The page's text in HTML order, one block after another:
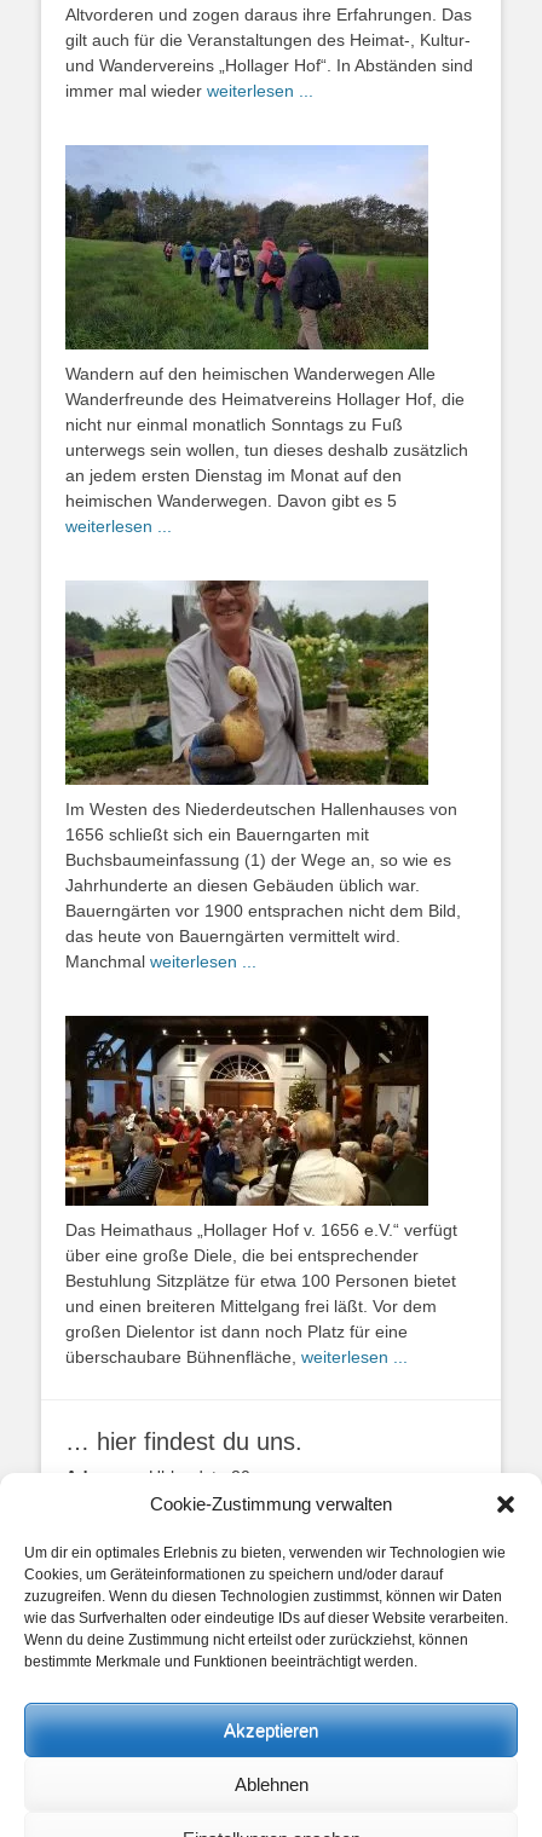
Cookie-Zustimmung verwalten
Um dir ein optimales Erlebnis zu bieten, verwenden wir Technologien wie
Cookies, um Geräteinformationen zu speichern und/oder darauf
zuzugreifen. Wenn du diesen Technologien zustimmst, können wir Daten
wie das Surfverhalten oder eindeutige IDs auf dieser Website verarbeiten.
Wenn du deine Zustimmung nicht erteilst oder zurückziehst, können
bestimmte Merkmale und Funktionen beeinträchtigt werden.
Akzeptieren
Ablehnen
Altvorderen und zogen daraus ihre Erfahrungen. Das
gilt auch für die Veranstaltungen des Heimat-, Kultur-
und Wandervereins „Hollager Hof“. In Abständen sind
immer mal wieder weiterlesen ...
Wandern auf den heimischen Wanderwegen Alle
Wanderfreunde des Heimatvereins Hollager Hof, die
nicht nur einmal monatlich Sonntags zu Fuß
unterwegs sein wollen, tun dieses deshalb zusätzlich
an jedem ersten Dienstag im Monat auf den
heimischen Wanderwegen. Davon gibt es 5
weiterlesen ...
Im Westen des Niederdeutschen Hallenhauses von
1656 schließt sich ein Bauerngarten mit
Buchsbaumeinfassung (1) der Wege an, so wie es
Jahrhunderte an diesen Gebäuden üblich war.
Bauerngärten vor 1900 entsprachen nicht dem Bild,
das heute von Bauerngärten vermittelt wird.
Manchmal weiterlesen ...
Das Heimathaus „Hollager Hof v. 1656 e.V.“ verfügt
über eine große Diele, die bei entsprechender
Bestuhlung Sitzplätze für etwa 100 Personen bietet
und einen breiteren Mittelgang frei läßt. Vor dem
großen Dielentor ist dann noch Platz für eine
überschaubare Bühnenfläche, weiterlesen ...
… hier findest du uns.
Adresse: Uhlandstr. 20
49134 Wallenhorst
unsere Posts
Beitragskategorien